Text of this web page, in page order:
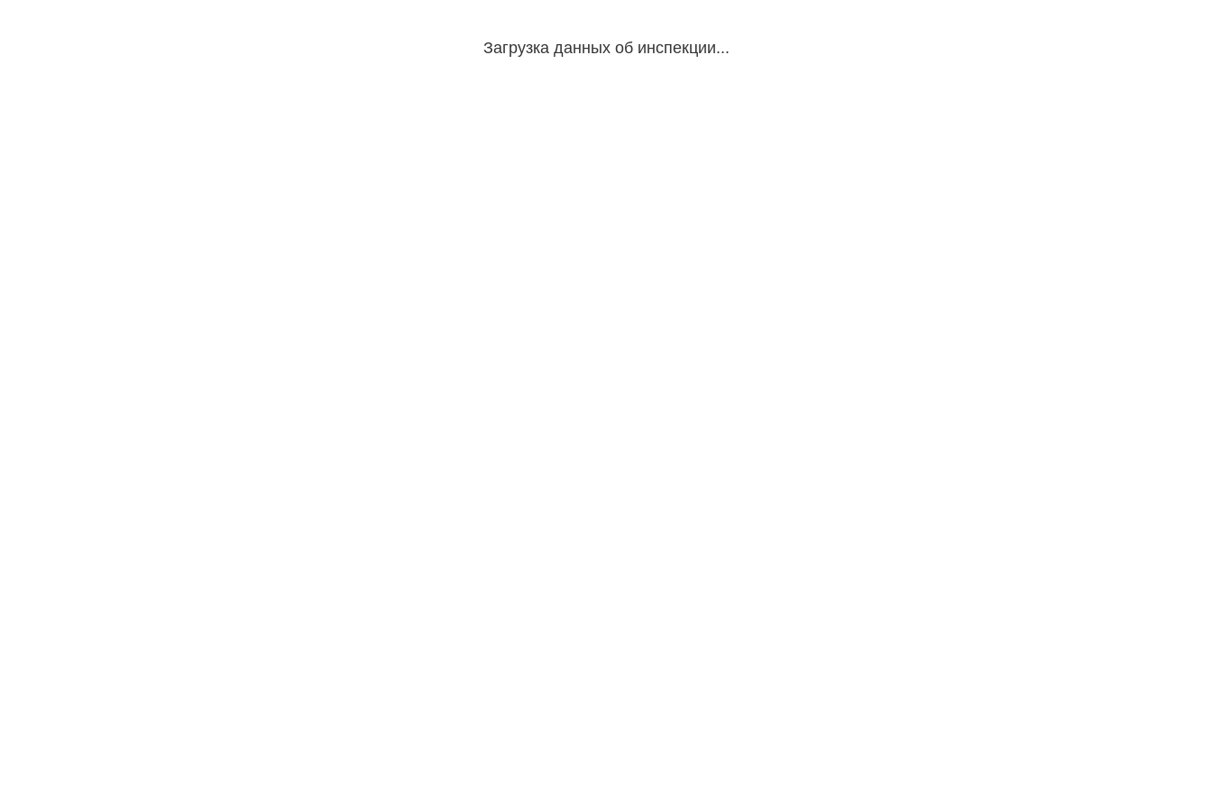
Загрузка данных об инспекции...